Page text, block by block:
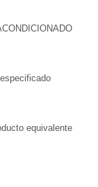
equivalente